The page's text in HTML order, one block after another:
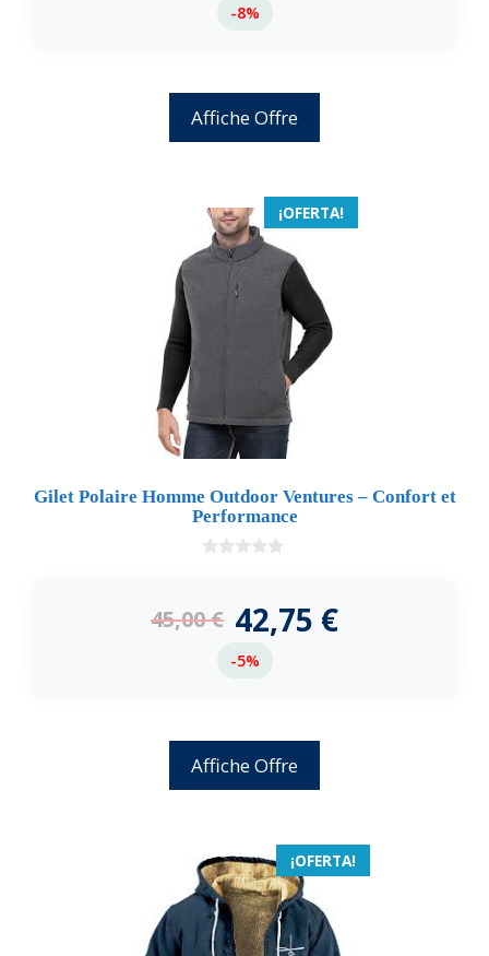
-8%
Affiche Offre
¡OFERTA!
Gilet Polaire Homme Outdoor Ventures – Confort et
Performance
5
45,00€ 42,75 €
-5%
Affiche Offre
¡OFERTA!